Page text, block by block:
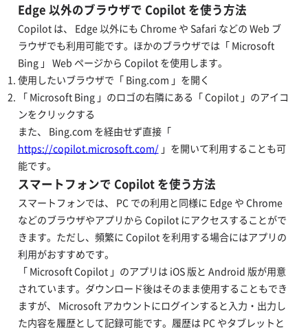
Edge 以外のブラウザで Copilot を使う方法
Copilot は、 Edge 以外にも Chrome や Safari などの Web ブ
ラウザでも利用可能です。ほかのブラウザでは「 Microsoft
Bing 」 Web ページから Copilot を使用します。
使用したいブラウザで「 Bing.com 」を開く
「 Microsoft Bing 」のロゴの右隣にある「 Copilot 」のアイコ
ンをクリックする
また、 Bing.com を経由せず直接「
https://copilot.microsoft.com/ 」を開いて利用することも可
能です。
スマートフォンで Copilot を使う方法
スマートフォンでは、 PC での利用と同様に Edge や Chrome
などのブラウザやアプリから Copilot にアクセスすることがで
きます。ただし、頻繁に Copilot を利用する場合にはアプリの
利用がおすすめです。
「 Microsoft Copilot 」のアプリは iOS 版と Android 版が用意
されています。ダウンロード後はそのまま使用することもでき
ますが、 Microsoft アカウントにログインすると入力・出力し
た内容を履歴として記録可能です。履歴は PC やタブレットと